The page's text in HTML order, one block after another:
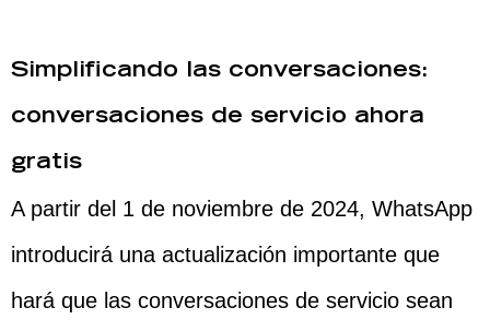
Simplificando las conversaciones:
conversaciones de servicio ahora
gratis
A partir del 1 de noviembre de 2024, WhatsApp
introducirá una actualización importante que
hará que las conversaciones de servicio sean